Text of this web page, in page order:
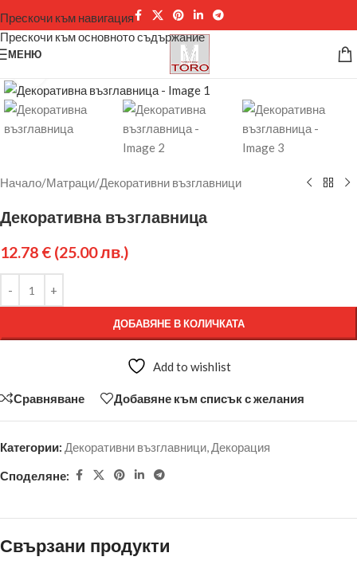
Прескочи към навигация
Прескочи към основното съдържание
МЕНЮ
Щракнете за уголемяване
Начало/Матраци/Декоративни възглавници
Декоративна възглавница
12.78 € (25.00 лв.)
ДОБАВЯНЕ В КОЛИЧКАТА
Add to wishlist
Сравняване Добавяне към списък с желания
Категории: Декоративни възглавници, Декорация
Споделяне:
Свързани продукти